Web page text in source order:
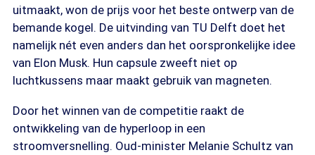
uitmaakt, won de prijs voor het beste ontwerp van de
bemande kogel. De uitvinding van TU Delft doet het
namelijk nét even anders dan het oorspronkelijke idee
van Elon Musk. Hun capsule zweeft niet op
luchtkussens maar maakt gebruik van magneten.
Door het winnen van de competitie raakt de
ontwikkeling van de hyperloop in een
stroomversnelling. Oud-minister Melanie Schultz van